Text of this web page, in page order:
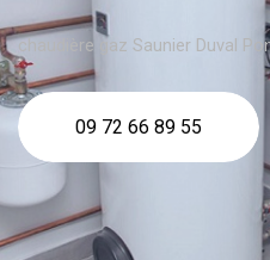
chaudière gaz Saunier Duval
09 72 66 89 55